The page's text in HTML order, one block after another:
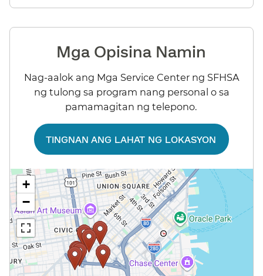
Mga Opisina Namin​​
Nag-aalok ang Mga Service Center ng SFHSA
ng tulong sa program nang personal o sa
pamamagitan ng telepono.​​
TINGNAN ANG LAHAT NG LOKASYON​​
+
−